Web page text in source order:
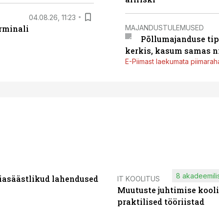
04.08.26, 11:23
MAJANDUSTULEMUSED
Põllumajanduse
kerkis, kasum samas
E-Piimast laekumata
lahendused IT KOOLITUS
Muutuste juhtimise
praktilised tööriistad
8